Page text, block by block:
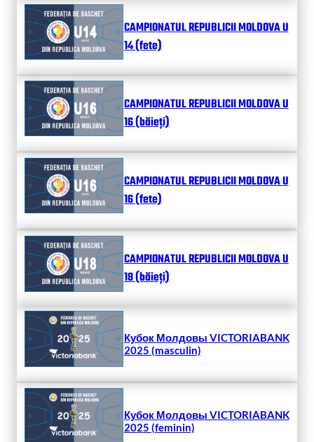
CAMPIONATUL REPUBLICII MOLDOVA U
14 (fete)
CAMPIONATUL REPUBLICII MOLDOVA U
16 (băieți)
CAMPIONATUL REPUBLICII MOLDOVA U
16 (fete)
CAMPIONATUL REPUBLICII MOLDOVA U
18 (băieți)
Кубок Молдовы VICTORIABANK
2025 (masculin)
Кубок Молдовы VICTORIABANK
2025 (feminin)